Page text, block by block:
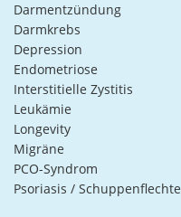
Darmentzündung
Darmkrebs
Depression
Endometriose
Interstitielle Zystitis
Leukämie
Longevity
Migräne
PCO-Syndrom
Psoriasis / Schuppenflechte